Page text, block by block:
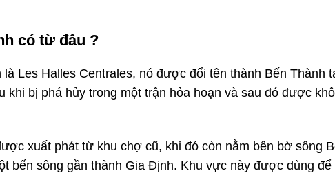
có từ đâu ?
Les Halles Centrales, nó được đổi tên thành Bến Thành
khi bị phá hủy trong một trận hỏa hoạn và sau đó được
xuất phát từ khu chợ cũ, khi đó còn nằm bên bờ sông
bến sông gần thành Gia Định. Khu vực này được dùng để